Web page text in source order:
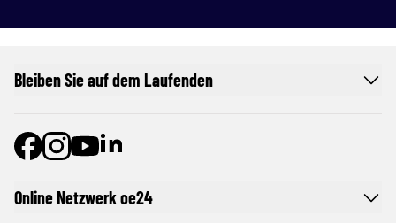
Online Netzwerk oe24
Bleiben Sie auf dem Laufenden